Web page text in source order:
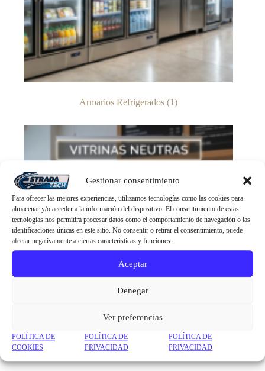
Gestionar consentimiento
Para ofrecer las mejores experiencias, utilizamos tecnologías como las cookies para
almacenar y/o acceder a la información del dispositivo. El consentimiento de estas
tecnologías nos permitirá procesar datos como el comportamiento de navegación o las
identificaciones únicas en este sitio. No consentir o retirar el consentimiento, puede
afectar negativamente a ciertas características y funciones.
Aceptar
Denegar
Ver preferencias
POLÍTICA DE
COOKIES
POLÍTICA DE
PRIVACIDAD
POLÍTICA DE
PRIVACIDAD
Armarios Refrigerados(1)